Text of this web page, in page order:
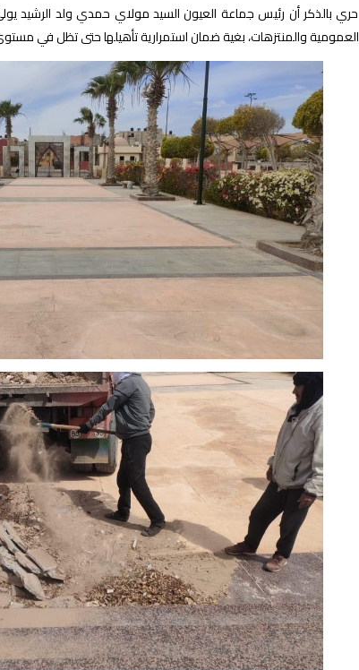
حري بالذكر أن رئيس جماعة العيون السيد مولاي حمدي ولد الرشيد يولي
العمومية والمنتزهات، بغية ضمان استمرارية تأهيلها حتى تظل في